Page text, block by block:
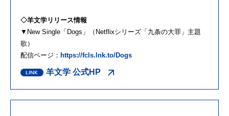
◇羊文学リリース情報
▼New Single「Dogs」（Netflixシリーズ「九条の大罪」主題
歌）
配信ページ： https://fcls.lnk.to/Dogs
羊文学 公式HP